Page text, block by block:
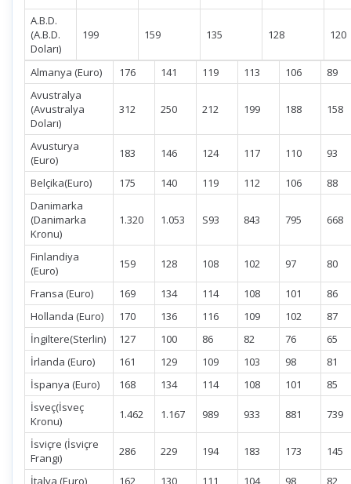
A.B.D.
(A.B.D.
Doları)
199 159 135 128 120
Almanya (Euro) 176 141 119 113 106
89
Avustralya
(Avustralya
Doları)
312 250 212 199 188 158
Avusturya
(Euro)
183 146 124 117 110 93
Belçika(Euro) 175 140 119 112 106
88
Danimarka
(Danimarka
Kronu)
1.320 1.053 S93 843 795 668
Finlandiya
(Euro)
159 128 108 102 97 80
Fransa (Euro) 169 134 114 108 101
86
Hollanda (Euro)
170 136 116 109 102
87
İngiltere(Sterlin)
127 100 86 82 76
65
İrlanda (Euro)
161 129 109 103 98
81
İspanya (Euro)
168 134 114 108 101
85
İsveç(İsveç
Kronu)
1.462 1.167 989 933 881 739
İsviçre (İsviçre
Frangı)
286 229 194 183 173 145
İtalya (Euro) 162 130 111 104 98 82